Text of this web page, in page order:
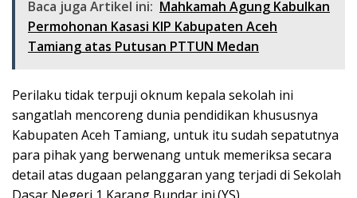
Baca juga Artikel ini: Mahkamah Agung Kabulkan
Permohonan Kasasi KIP Kabupaten Aceh
Tamiang atas Putusan PTTUN Medan
Perilaku tidak terpuji oknum kepala sekolah ini
sangatlah mencoreng dunia pendidikan khususnya
Kabupaten Aceh Tamiang, untuk itu sudah sepatutnya
para pihak yang berwenang untuk memeriksa secara
detail atas dugaan pelanggaran yang terjadi di Sekolah